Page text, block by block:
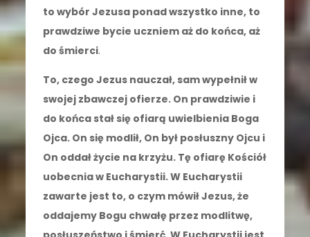
to wybór Jezusa ponad wszystko inne, to
prawdziwe bycie uczniem aż do końca, aż
do śmierci.
To, czego Jezus nauczał, sam wypełnił w
swojej zbawczej ofierze. On prawdziwie i
do końca stał się ofiarą uwielbienia Boga
Ojca. On się modlił, On był posłuszny Ojcu i
On oddał życie na krzyżu. Tę ofiarę Kościół
uobecnia w Eucharystii. W Eucharystii
zawarte jest to, o czym mówił Jezus, że
oddajemy Bogu chwałę przez modlitwę,